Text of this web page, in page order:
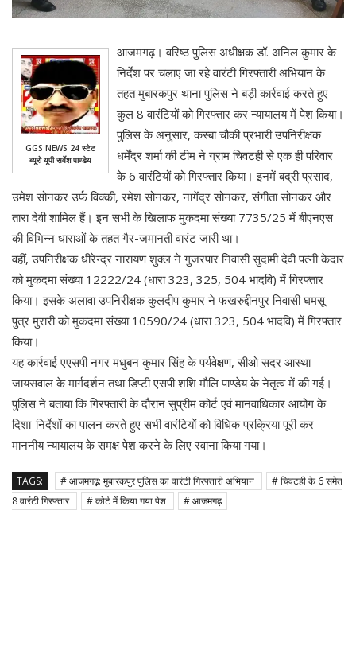
GGS NEWS 24 स्टेट
ब्यूरो यूपी सर्वेश पाण्डेय
आजमगढ़। वरिष्ठ पुलिस अधीक्षक डॉ. अनिल कुमार के
निर्देश पर चलाए जा रहे वारंटी गिरफ्तारी अभियान के
तहत मुबारकपुर थाना पुलिस ने बड़ी कार्रवाई करते हुए
कुल 8 वारंटियों को गिरफ्तार कर न्यायालय में पेश किया।
पुलिस के अनुसार, कस्बा चौकी प्रभारी उपनिरीक्षक
धर्मेंद्र शर्मा की टीम ने ग्राम चिवटही से एक ही परिवार
के 6 वारंटियों को गिरफ्तार किया। इनमें बद्री प्रसाद,
उमेश सोनकर उर्फ विक्की, रमेश सोनकर, नागेंद्र सोनकर, संगीता सोनकर और
तारा देवी शामिल हैं। इन सभी के खिलाफ मुकदमा संख्या 7735/25 में बीएनएस
की विभिन्न धाराओं के तहत गैर-जमानती वारंट जारी था।
वहीं, उपनिरीक्षक धीरेन्द्र नारायण शुक्ल ने गुजरपार निवासी सुदामी देवी पत्नी केदार
को मुकदमा संख्या 12222/24 (धारा 323, 325, 504 भादवि) में गिरफ्तार
किया। इसके अलावा उपनिरीक्षक कुलदीप कुमार ने फखरुद्दीनपुर निवासी घमसू
पुत्र मुरारी को मुकदमा संख्या 10590/24 (धारा 323, 504 भादवि) में गिरफ्तार
किया।
यह कार्रवाई एएसपी नगर मधुबन कुमार सिंह के पर्यवेक्षण, सीओ सदर आस्था
जायसवाल के मार्गदर्शन तथा डिप्टी एसपी शशि मौलि पाण्डेय के नेतृत्व में की गई।
पुलिस ने बताया कि गिरफ्तारी के दौरान सुप्रीम कोर्ट एवं मानवाधिकार आयोग के
दिशा-निर्देशों का पालन करते हुए सभी वारंटियों को विधिक प्रक्रिया पूरी कर
माननीय न्यायालय के समक्ष पेश करने के लिए रवाना किया गया।
TAGS: # आजमगढ़: मुबारकपुर पुलिस का वारंटी गिरफ्तारी अभियान
# चिवटही के 6 समेत
8 वारंटी गिरफ्तार
# कोर्ट में किया गया पेश # आजमगढ़